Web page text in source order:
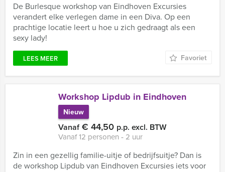
De Burlesque workshop van Eindhoven Excursies
verandert elke verlegen dame in een Diva. Op een
prachtige locatie leert u hoe u zich gedraagt als een
sexy lady!
LEES MEER Favoriet
Workshop Lipdub in Eindhoven
Nieuw
Vanaf€ 44,50 p.p. excl. BTW
Vanaf 12 personen ‐ 2 uur
Zin in een gezellig familie-uitje of bedrijfsuitje? Dan is
de workshop Lipdub van Eindhoven Excursies iets voor